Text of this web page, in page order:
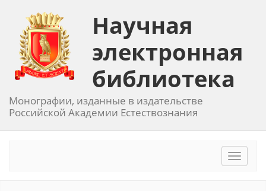
Научная
электронная
библиотека
Монографии, изданные в издательстве
Российской Академии Естествознания
Toggle